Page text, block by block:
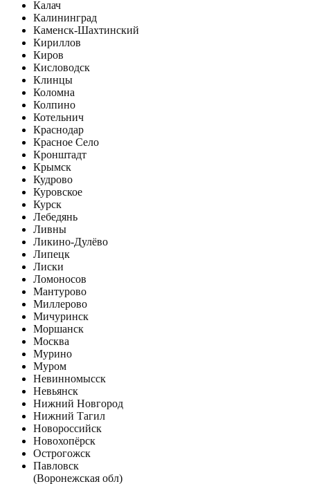
Калач
Калининград
Каменск-Шахтинский
Кириллов
Киров
Кисловодск
Клинцы
Коломна
Колпино
Котельнич
Краснодар
Красное Село
Кронштадт
Крымск
Кудрово
Куровское
Курск
Лебедянь
Ливны
Ликино-Дулёво
Липецк
Лиски
Ломоносов
Мантурово
Миллерово
Мичуринск
Моршанск
Москва
Мурино
Муром
Невинномысск
Невьянск
Нижний Новгород
Нижний Тагил
Новороссийск
Новохопёрск
Острогожск
Павловск
(Воронежская обл)